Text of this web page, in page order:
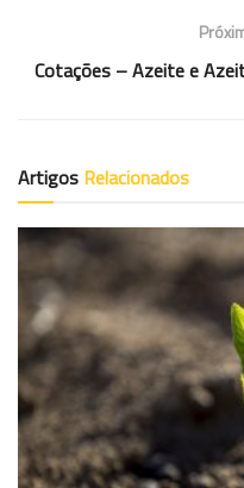
Cotações – Azeite e
Artigos Relacionados